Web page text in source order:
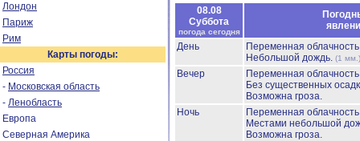
Лондон
Париж
Рим
Карты погоды:
Россия
- Московская область
- Ленобласть
Европа
Северная Америка
08.08
Суббота
погода сегодня
День
Переменная
Небольшой дождь. (1 мм.)
Вечер
Переменная
Без существенных
Возможна гроза.
Ночь
Переменная
Местами небольшой
Возможна гроза.